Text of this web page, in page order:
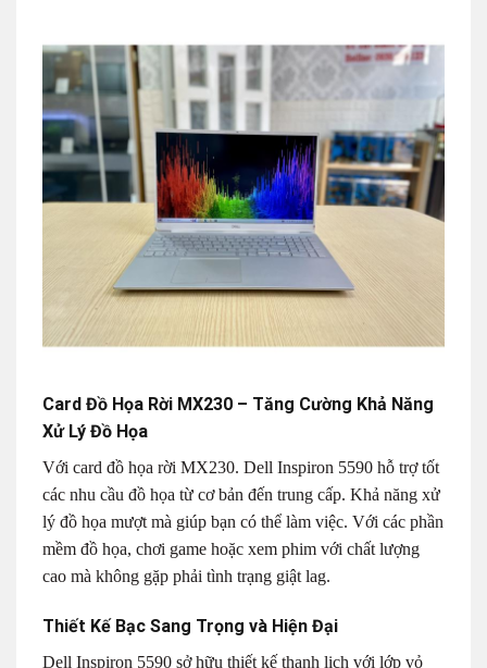
Card Đồ Họa Rời MX230 – Tăng Cường Khả Năng
Xử Lý Đồ Họa
Với card đồ họa rời MX230. Dell Inspiron 5590 hỗ trợ tốt
các nhu cầu đồ họa từ cơ bản đến trung cấp. Khả năng xử
lý đồ họa mượt mà giúp bạn có thể làm việc. Với các phần
mềm đồ họa, chơi game hoặc xem phim với chất lượng
cao mà không gặp phải tình trạng giật lag.
Thiết Kế Bạc Sang Trọng và Hiện Đại
Dell Inspiron 5590 sở hữu thiết kế thanh lịch với lớp vỏ